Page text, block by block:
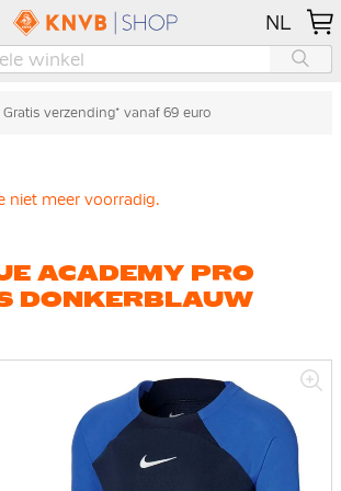
NL
Gratis verzending* vanaf 69 euro
niet meer voorradig.
ACADEMY PRO
DONKERBLAUW